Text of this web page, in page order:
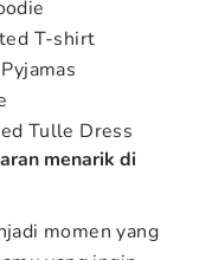
T-shirt
Tulle Dress
menarik di
momen yang